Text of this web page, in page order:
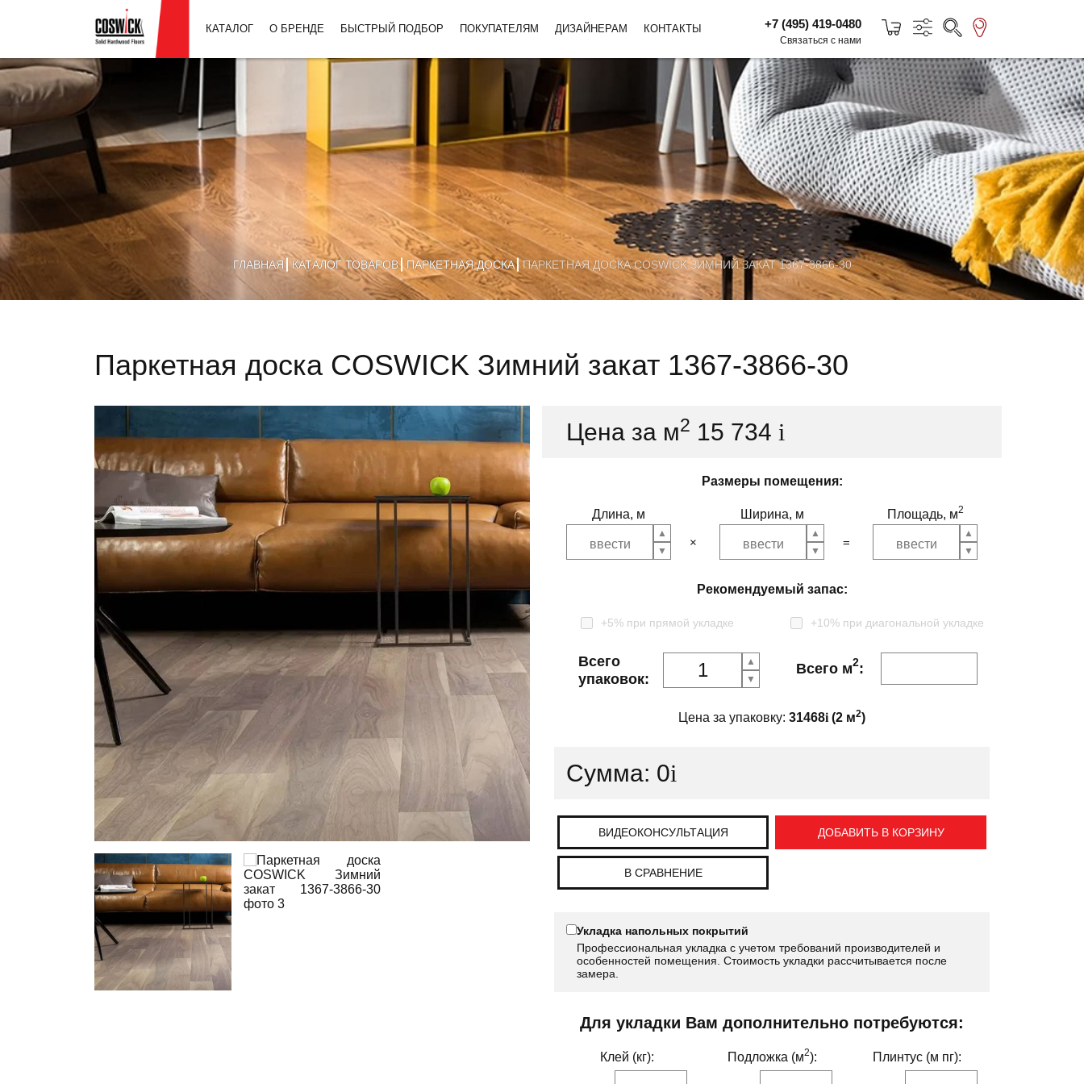
КАТАЛОГ О БРЕНДЕ БЫСТРЫЙ ПОДБОР ПОКУПАТЕЛЯМ ДИЗАЙНЕРАМ КОНТАКТЫ +7 (495) 419-0480
Связаться с нами
ГЛАВНАЯ КАТАЛОГ ТОВАРОВ ПАРКЕТНАЯ ДОСКА ПАРКЕТНАЯ ДОСКА COSWICK ЗИМНИЙ ЗАКАТ 1367-3866-30
Паркетная доска COSWICK Зимний закат 1367-3866-30
Цена за м2 15 734 i
Размеры помещения:
Длина, м Ширина, м Площадь, м2
Рекомендуемый запас:
+5% при прямой укладке +10% при диагональной укладке
Всего
упаковок:
Всего м2:
Цена за упаковку: 31468i (2 м2)
Сумма: 0i
ВИДЕОКОНСУЛЬТАЦИЯ ДОБАВИТЬ В КОРЗИНУ
В СРАВНЕНИЕ
Укладка напольных покрытий
Профессиональная укладка с учетом требований производителей и
особенностей помещения. Стоимость укладки рассчитывается после
замера.
Для укладки Вам дополнительно потребуются:
Клей (кг): Подложка (м2): Плинтус (м пг):